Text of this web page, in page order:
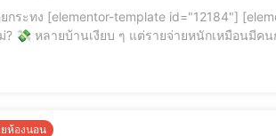
template id="12187"] -- [elementor-template id="12184"] . เคยเป็น
าไหร่ก็ไม่พอ ใช้เท่าไหร่ก็หมด"
ยห้องนอน